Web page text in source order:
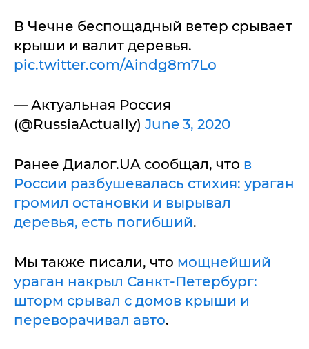
В Чечне беспощадный ветер срывает
крыши и валит деревья.
pic.twitter.com/Aindg8m7Lo
— Актуальная Россия
(@RussiaActually) June 3, 2020
Ранее Диалог.UA сообщал, что в
России разбушевалась стихия: ураган
громил остановки и вырывал
деревья, есть погибший.
Мы также писали, что мощнейший
ураган накрыл Санкт-Петербург:
шторм срывал с домов крыши и
переворачивал авто.